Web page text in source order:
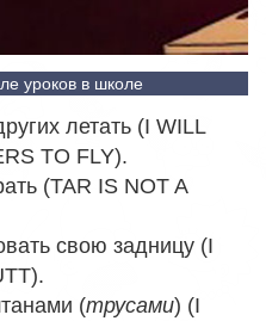
уроков в школе
летать (I WILL
TO FLY).
(TAR IS NOT A
свою задницу (I
(трусами) (I